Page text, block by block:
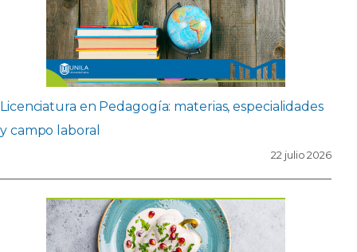
Licenciatura en Pedagogía: materias, especialidades
y campo laboral
22 julio 2026